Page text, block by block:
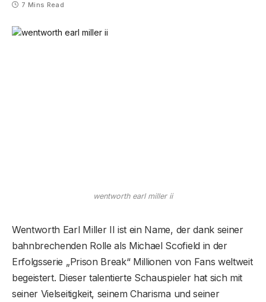
7 Mins Read
wentworth earl miller ii
Wentworth Earl Miller II ist ein Name, der dank seiner
bahnbrechenden Rolle als Michael Scofield in der
Erfolgsserie „Prison Break“ Millionen von Fans weltweit
begeistert. Dieser talentierte Schauspieler hat sich mit
seiner Vielseitigkeit, seinem Charisma und seiner